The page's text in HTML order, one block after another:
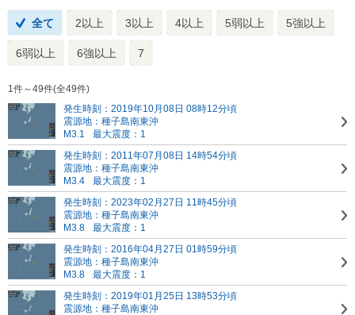
全て 2以上 3以上 4以上 5弱以上 5強以上
6弱以上 6強以上 7
1件～49件(全49件)
発生時刻：2019年10月08日 08時12分頃
震源地：種子島南東沖
M3.1
最大震度：1
発生時刻：2011年07月08日 14時54分頃
震源地：種子島南東沖
M3.4
最大震度：1
発生時刻：2023年02月27日 11時45分頃
震源地：種子島南東沖
M3.8
最大震度：1
発生時刻：2016年04月27日 01時59分頃
震源地：種子島南東沖
M3.8
最大震度：1
発生時刻：2019年01月25日 13時53分頃
震源地：種子島南東沖